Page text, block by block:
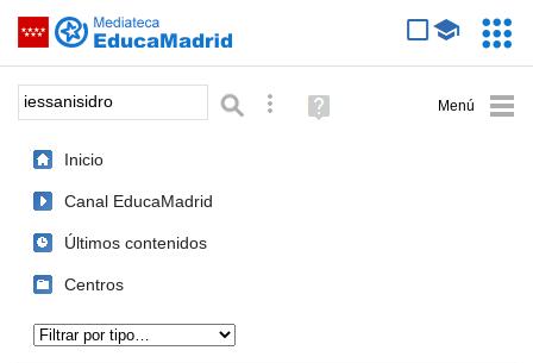
Saltar navegación
Palabra o frase: Búsqueda avanzada
Ayuda
(en
Inicio
Canal EducaMadrid
Últimos contenidos
Centros